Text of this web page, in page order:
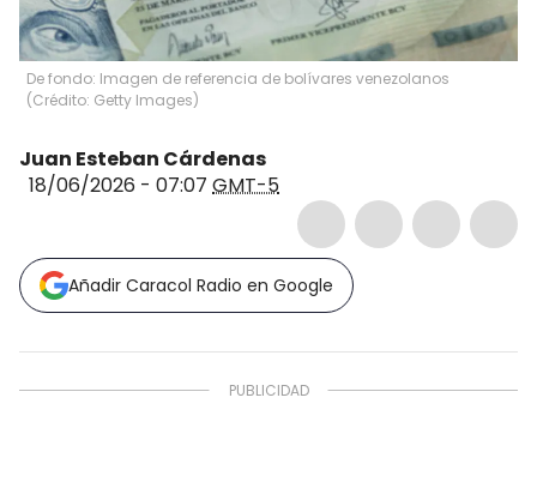
De fondo: Imagen de referencia de bolívares venezolanos
(Crédito: Getty Images)
Juan Esteban Cárdenas
18/06/2026 - 07:07 GMT-5
Añadir Caracol Radio en Google